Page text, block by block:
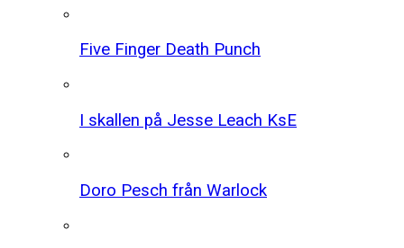
Five Finger Death Punch
I skallen på Jesse Leach KsE
Doro Pesch från Warlock